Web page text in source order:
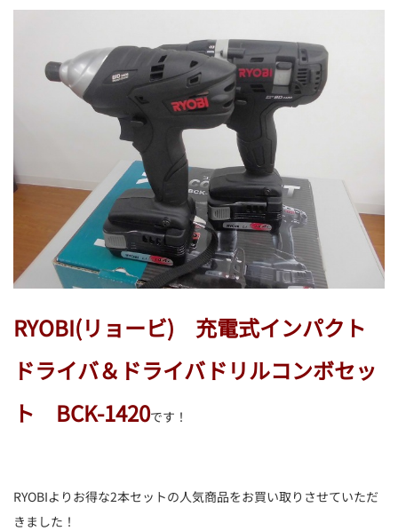
RYOBI(リョービ) 充電式インパクト
ドライバ＆ドライバドリルコンボセッ
ト BCK-1420です！
RYOBIよりお得な2本セットの人気商品をお買い取りさせていただ
きました！